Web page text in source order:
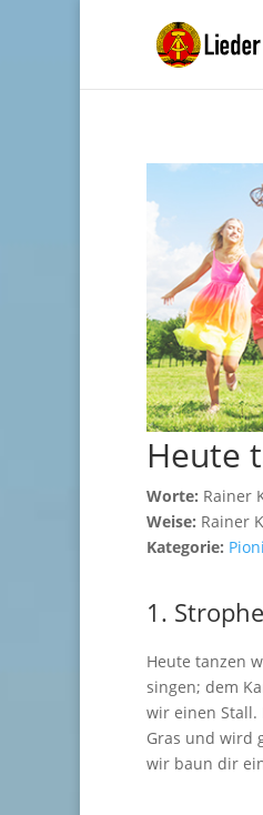
Heute
Worte: Rainer
Weise: Rainer
Kategorie:
1.
Heute tanzen
singen; dem
wir einen Stall.
Gras und wird
wir baun dir